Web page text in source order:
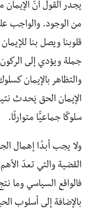
يجدر القول أنّ الإيمان
من الوجود. والواجب
قلوبنا ويصل بنا
جملة ويؤدي إلى
والتظاهر بالإيمان
الإيمان الحق يَحدث
سلوكًا جماعيًّا متوارثًا.
ولا يجب أبدًا إهمال
القضية والتي تعدّ
فالواقع السياسي وما
بالإضافة إلى أسلوب